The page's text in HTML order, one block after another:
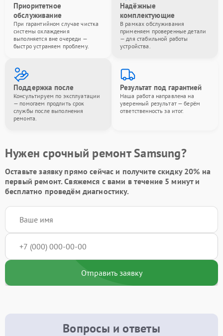
Приоритетное
обслуживание
При гарантийном случае чистка
системы охлаждения
выполняется вне очереди —
быстро устраняем проблему.
Надёжные
комплектующие
В рамках обслуживания
применяем проверенные детали
— для стабильной работы
устройства.
Поддержка после
Консультируем по эксплуатации
— помогаем продлить срок
службы после выполнения
ремонта.
Результат под гарантией
Наша работа направлена на
уверенный результат — берём
ответственность за итог.
Нужен срочный ремонт Samsung?
Оставьте заявкупрямо сейчас и получите скидку 20% на
первый ремонт. Свяжемся с вами в течение 5 минут и
бесплатно проведём диагностику.
Отправить заявку
Вопросы и ответы